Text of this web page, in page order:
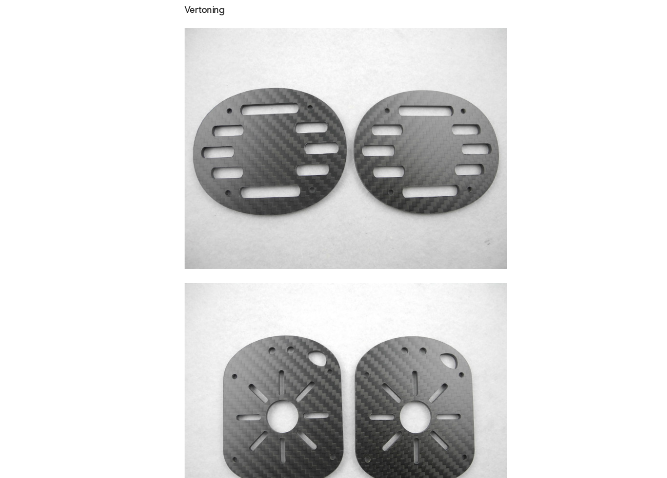
Vertoning